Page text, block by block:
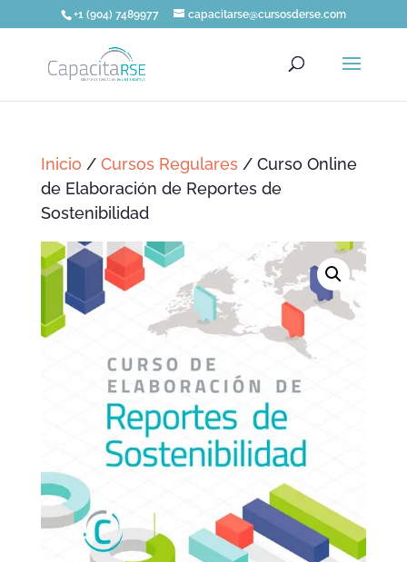
+1 (904) 7489977 capacitarse@cursosderse.com
Inicio / Cursos Regulares / Curso Online
de Elaboración de Reportes de
Sostenibilidad